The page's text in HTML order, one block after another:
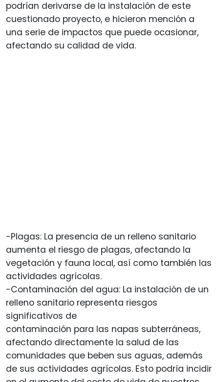
podrían derivarse de la instalación de este
cuestionado proyecto, e hicieron mención a
una serie de impactos que puede ocasionar,
afectando su calidad de vida.
-Plagas: La presencia de un relleno sanitario
aumenta el riesgo de plagas, afectando la
vegetación y fauna local, así como también las
actividades agrícolas.
-Contaminación del agua: La instalación de un
relleno sanitario representa riesgos
significativos de
contaminación para las napas subterráneas,
afectando directamente la salud de las
comunidades que beben sus aguas, además
de sus actividades agrícolas. Esto podría incidir